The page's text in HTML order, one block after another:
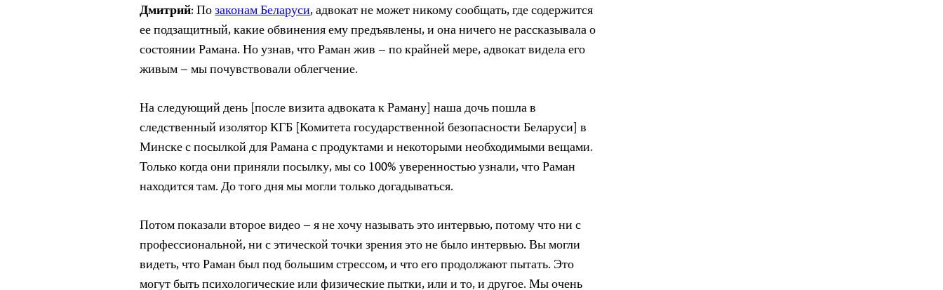
Дмитрий: Позаконам Беларуси, адвокат не может никому сообщать, где содержится
ее подзащитный, какие обвинения ему предъявлены, и она ничего не рассказывала о
состоянии Рамана. Но узнав, что Раман жив – по крайней мере, адвокат видела его
живым – мы почувствовали облегчение.
На следующий день [после визита адвоката к Раману] наша дочь пошла в
следственный изолятор КГБ [Комитета государственной безопасности Беларуси] в
Минске с посылкой для Рамана с продуктами и некоторыми необходимыми вещами.
Только когда они приняли посылку, мы со 100% уверенностью узнали, что Раман
находится там. До того дня мы могли только догадываться.
Потом показали второе видео – я не хочу называть это интервью, потому что ни с
профессиональной, ни с этической точки зрения это не было интервью. Вы могли
видеть, что Раман был под большим стрессом, и что его продолжают пытать. Это
могут быть психологические или физические пытки, или и то, и другое. Мы очень